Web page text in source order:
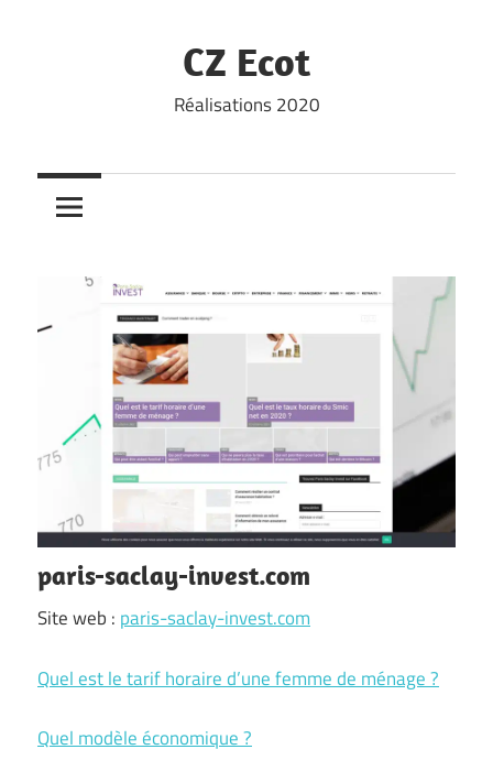
CZ Ecot
Réalisations 2020
paris-saclay-invest.com
Site web : paris-saclay-invest.com
Quel est le tarif horaire d’une femme de ménage ?
Quel modèle économique ?